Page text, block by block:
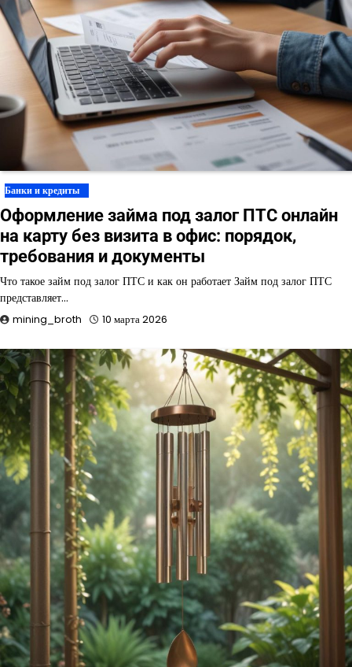
Банки и кредиты
Оформление займа под залог ПТС онлайн
на карту без визита в офис: порядок,
требования и документы
Что такое займ под залог ПТС и как он работает Займ под залог ПТС
представляет…
mining_broth 10 марта 2026